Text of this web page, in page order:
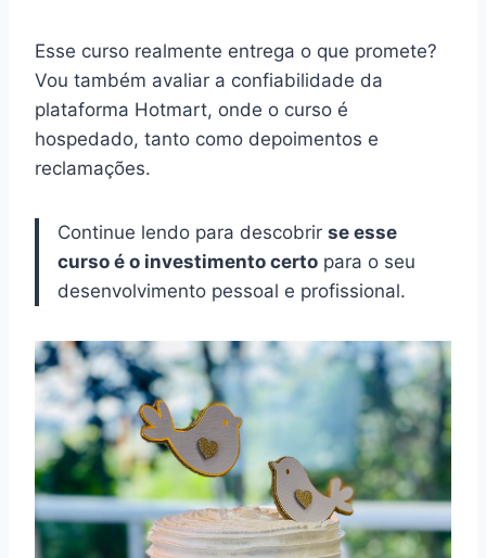
Esse curso realmente entrega o que promete?
Vou também avaliar a confiabilidade da
plataforma Hotmart, onde o curso é
hospedado, tanto como depoimentos e
reclamações.
Continue lendo para descobrir se esse
curso é o investimento certo para o seu
desenvolvimento pessoal e profissional.